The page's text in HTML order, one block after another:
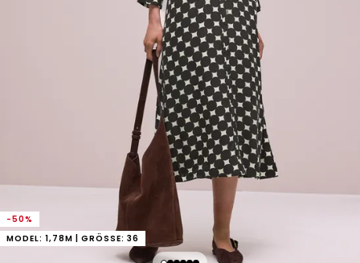
-50%
MODEL: 1,78M | GRÖSSE: 36